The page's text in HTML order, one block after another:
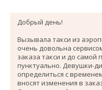
Добрый день!
Вызывала такси из
очень довольна
заказа такси и до самой
пунктуально. Девушки-
определиться с
вносят изменения в